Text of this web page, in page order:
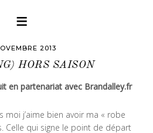
2013
HORS SAISON
en partenariat avec Brandalley.fr
moi j’aime bien avoir ma « robe
Celle qui signe le point de départ